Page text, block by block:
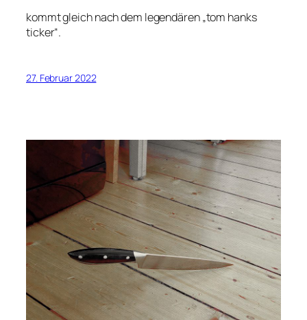
kommt gleich nach dem legendären „tom hanks
ticker“.
27. Februar 2022